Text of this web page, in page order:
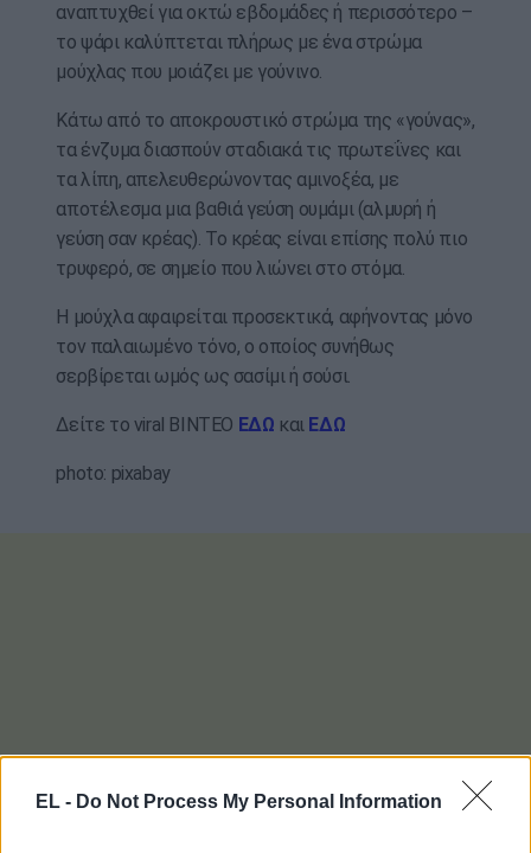
EL - Do Not Process My Personal Information
αναπτυχθεί για οκτώ εβδομάδες ή περισσότερο –
το ψάρι καλύπτεται πλήρως με ένα στρώμα
μούχλας που μοιάζει με γούνινο.
Κάτω από το αποκρουστικό στρώμα της «γούνας»,
τα ένζυμα διασπούν σταδιακά τις πρωτεΐνες και
τα λίπη, απελευθερώνοντας αμινοξέα, με
αποτέλεσμα μια βαθιά γεύση ουμάμι (αλμυρή ή
γεύση σαν κρέας). Το κρέας είναι επίσης πολύ πιο
τρυφερό, σε σημείο που λιώνει στο στόμα.
Η μούχλα αφαιρείται προσεκτικά, αφήνοντας μόνο
τον παλαιωμένο τόνο, ο οποίος συνήθως
σερβίρεται ωμός ως σασίμι ή σούσι.
Δείτε το viral ΒΙΝΤΕΟ ΕΔΩ και ΕΔΩ
photo: pixabay